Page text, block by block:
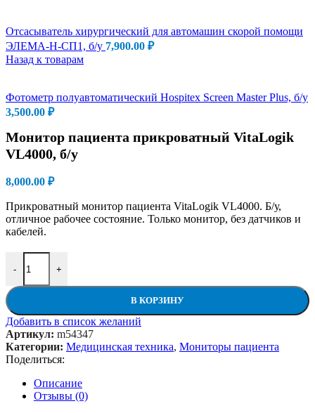
Отсасыватель хирургический для автомашин скорой помощи
ЭЛЕМА-Н-СП1, б/у 7,900.00 ₽
Назад к товарам
Фотометр полуавтоматический Hospitex Screen Master Plus, б/у
3,500.00 ₽
Монитор пациента прикроватный VitaLogik
VL4000, б/у
8,000.00 ₽
Прикроватный монитор пациента VitaLogik VL4000. Б/у,
отличное рабочее состояние. Только монитор, без датчиков и
кабелей.
-
Количество товара Монитор пациента прикроватный
+
В КОРЗИНУ
Добавить в список желаний
Артикул: m54347
Категории: Медицинская техника, Мониторы пациента
Поделиться:
Описание
Отзывы (0)